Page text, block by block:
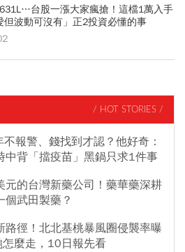
台股一漲大家瘋搶！這檔1萬入手
但波動可沒有」正2投資必懂的事
/ HOT STORIES /
報警、錢找到才認？他好奇：
背「擋疫苗」黑鍋只求1件事
元的台灣新藥公司！藥華藥深耕
個武田製藥？
路徑！北北基桃暴風圈侵襲率曝
麼走，10日報先看